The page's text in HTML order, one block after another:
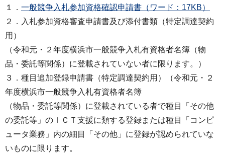
１． 一般競争入札参加資格確認申請書（ワード：17KB）
２．入札参加資格審査申請書及び添付書類（特定調達契約
用）
（令和元・２年度横浜市一般競争入札有資格者名簿（物
品・委託等関係）に登載されていない者に限ります。）
３．種目追加登録申請書（特定調達契約用）（令和元・２
年度横浜市一般競争入札有資格者名簿
（物品・委託等関係）に登載されている者で種目「その他
の委託等」のＩＣＴ支援に類する登録または種目「コンピ
ュータ業務」内の細目「その他」に登録が認められていな
いものに限ります。